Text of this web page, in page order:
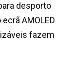
desporto
AMOLED
fazem